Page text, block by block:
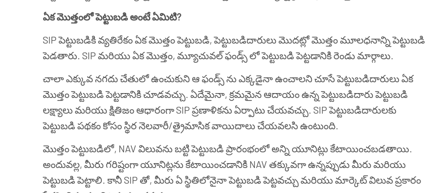
ఏక మొత్తంలో పెట్టుబడి అంటే ఏమిటి?
SIP పెట్టుబడికి వ్యతిరేకం ఏక మొత్తం పెట్టుబడి, పెట్టుబడిదారులు మొదట్లో మొత్తం మూలధనాన్ని పెట్టుబడి
పెడతారు. SIP మరియు ఏక మొత్తం, మ్యూచువల్ ఫండ్స్ లో పెట్టుబడి పెట్టడానికి రెండు మార్గాలు.
చాలా ఎక్కువ నగదు చేతులో ఉంచుకుని ఆ ఫండ్స్ ను ఎక్కడైనా ఉంచాలని చూసే పెట్టుబడిదారులు ఏక
మొత్తం పెట్టుబడి పెట్టడానికి చూడవచ్చు. ఏదేమైనా, క్రమమైన ఆదాయం ఉన్న పెట్టుబడిదారు పెట్టుబడి
లక్ష్యాలు మరియు క్షితిజం ఆధారంగా SIP ప్రణాళికను ఏర్పాటు చేయవచ్చు. SIP పెట్టుబడిదారులకు
పెట్టుబడి పథకం కోసం స్థిర నెలవారీ/త్రైమాసిక వాయిదాలు చేయవలసి ఉంటుంది.
మొత్తం పెట్టుబడిలో, NAV విలువను బట్టి పెట్టుబడి ప్రారంభంలో అన్ని యూనిట్లు కేటాయించబడతాయి.
అందువల్ల, మీరు గరిష్టంగా యూనిట్లను కేటాయించడానికి NAV తక్కువగా ఉన్నప్పుడు మీరు మరియు
పెట్టుబడి పెట్టాలి. కానీ SIP తో, మీరు ఏ స్థితిలోనైనా పెట్టుబడి పెట్టవచ్చు మరియు మార్కెట్ విలువ ప్రకారం